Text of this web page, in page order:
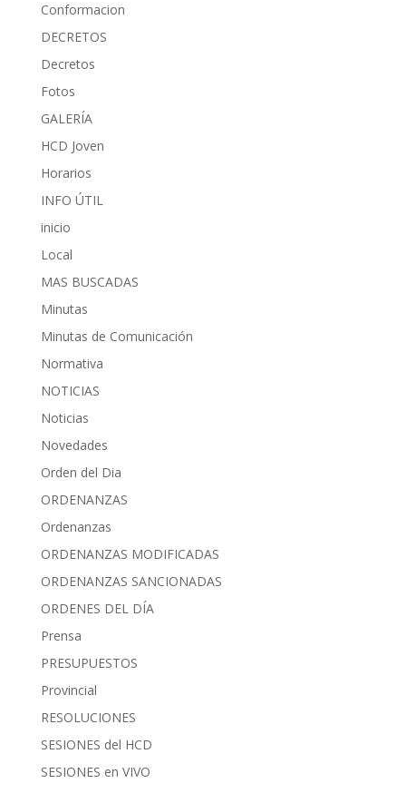
Conformacion
DECRETOS
Decretos
Fotos
GALERÍA
HCD Joven
Horarios
INFO ÚTIL
inicio
Local
MAS BUSCADAS
Minutas
Minutas de Comunicación
Normativa
NOTICIAS
Noticias
Novedades
Orden del Dia
ORDENANZAS
Ordenanzas
ORDENANZAS MODIFICADAS
ORDENANZAS SANCIONADAS
ORDENES DEL DÍA
Prensa
PRESUPUESTOS
Provincial
RESOLUCIONES
SESIONES del HCD
SESIONES en VIVO